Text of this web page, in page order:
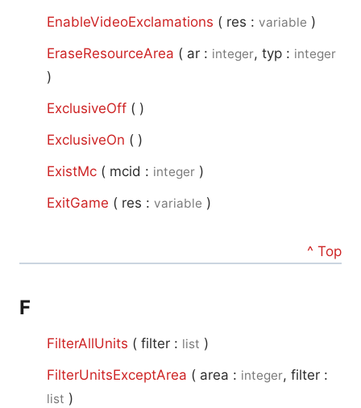
EnableVideoExclamations ( res : variable )
EraseResourceArea ( ar : integer, typ : integer
)
ExclusiveOff ( )
ExclusiveOn ( )
ExistMc ( mcid : integer )
ExitGame ( res : variable )
^ Top
F
FilterAllUnits ( filter : list )
FilterUnitsExceptArea ( area : integer, filter :
list )